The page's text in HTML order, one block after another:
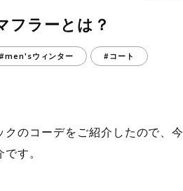
フラーとは？
#men'sウィンター #コート
のコーデをご紹介したので、今
す。